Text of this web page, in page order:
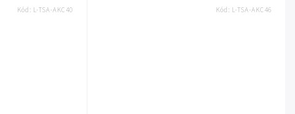
Kód: L-TSA-AKC40 Kód: L-TSA-AKC46